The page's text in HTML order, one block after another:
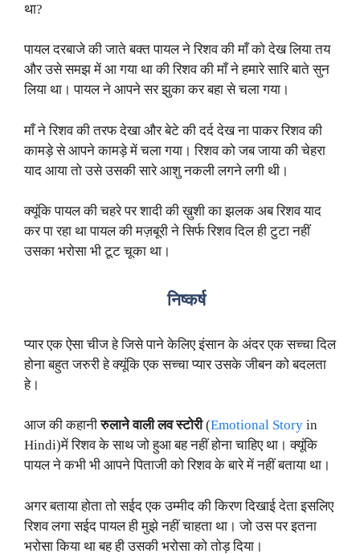
था?
पायल दरबाजे की जाते बक्त पायल ने रिशव की माँ को देख लिया तय
और उसे समझ में आ गया था की रिशव की माँ ने हमारे सारि बाते सुन
लिया था। पायल ने आपने सर झुका कर बहा से चला गया।
माँ ने रिशव की तरफ देखा और बेटे की दर्द देख ना पाकर रिशव की
कामड़े से आपने कामड़े में चला गया। रिशव को जब जाया की चेहरा
याद आया तो उसे उसकी सारे आशु नकली लगने लगी थी।
क्यूंकि पायल की चहरे पर शादी की ख़ुशी का झलक अब रिशव याद
कर पा रहा था पायल की मज़बूरी ने सिर्फ रिशव दिल ही टुटा नहीं
उसका भरोसा भी टूट चूका था।
निष्कर्ष
प्यार एक ऐसा चीज हे जिसे पाने केलिए इंसान के अंदर एक सच्चा दिल
होना बहुत जरुरी हे क्यूंकि एक सच्चा प्यार उसके जीबन को बदलता
हे।
आज की कहानीरुलाने वाली लव स्टोरी(Emotional Story in
Hindi)में रिशव के साथ जो हुआ बह नहीं होना चाहिए था। क्यूंकि
पायल ने कभी भी आपने पिताजी को रिशव के बारे में नहीं बताया था।
अगर बताया होता तो सईद एक उम्मीद की किरण दिखाई देता इसलिए
रिशव लगा सईद पायल ही मुझे नहीं चाहता था। जो उस पर इतना
भरोसा किया था बह ही उसकी भरोसा को तोड़ दिया।